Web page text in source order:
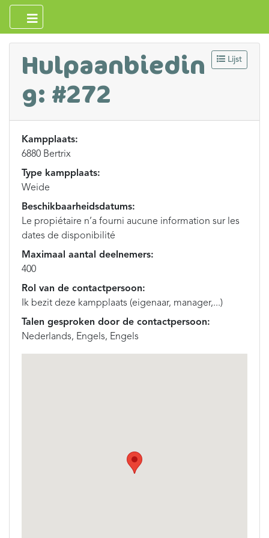
Lijst
Hulpaanbiedin
g: #272
Kampplaats:
6880 Bertrix
Type kampplaats:
Weide
Beschikbaarheidsdatums:
Le propiétaire n’a fourni aucune information sur les
dates de disponibilité
Maximaal aantal deelnemers:
400
Rol van de contactpersoon:
Ik bezit deze kampplaats (eigenaar, manager,...)
Talen gesproken door de contactpersoon:
Nederlands, Engels, Engels